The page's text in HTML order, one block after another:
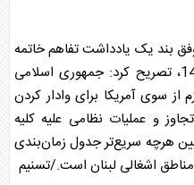
بند یک یادداشت تفاهم خاتمه
جنگ تحمیلی در 28 خرداد ماه 1405، تصریح کرد: جمهوری اسلامی
از سوی آمریکا برای وادار کردن
و عملیات نظامی علیه کلیه
هرچه سریع‌تر جدول زمان‌بندی
اشغالی لبنان است./تسنیم